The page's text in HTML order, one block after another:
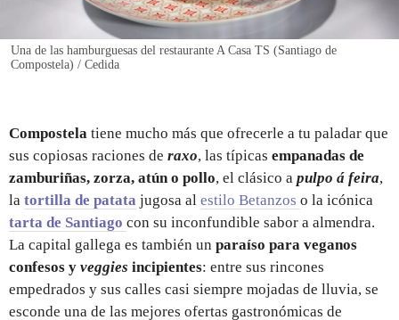
Una de las hamburguesas del restaurante A Casa TS (Santiago de
Compostela) / Cedida
Compostela tiene mucho más que ofrecerle a tu paladar que
sus copiosas raciones de raxo, las típicas empanadas de
zamburiñas, zorza, atún o pollo, el clásico a pulpo á feira,
la tortilla de patata jugosa al estilo Betanzos o la icónica
tarta de Santiago con su inconfundible sabor a almendra.
La capital gallega es también un paraíso para veganos
confesos y veggies incipientes: entre sus rincones
empedrados y sus calles casi siempre mojadas de lluvia, se
esconde una de las mejores ofertas gastronómicas de